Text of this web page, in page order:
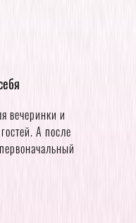
вечеринки и
А после